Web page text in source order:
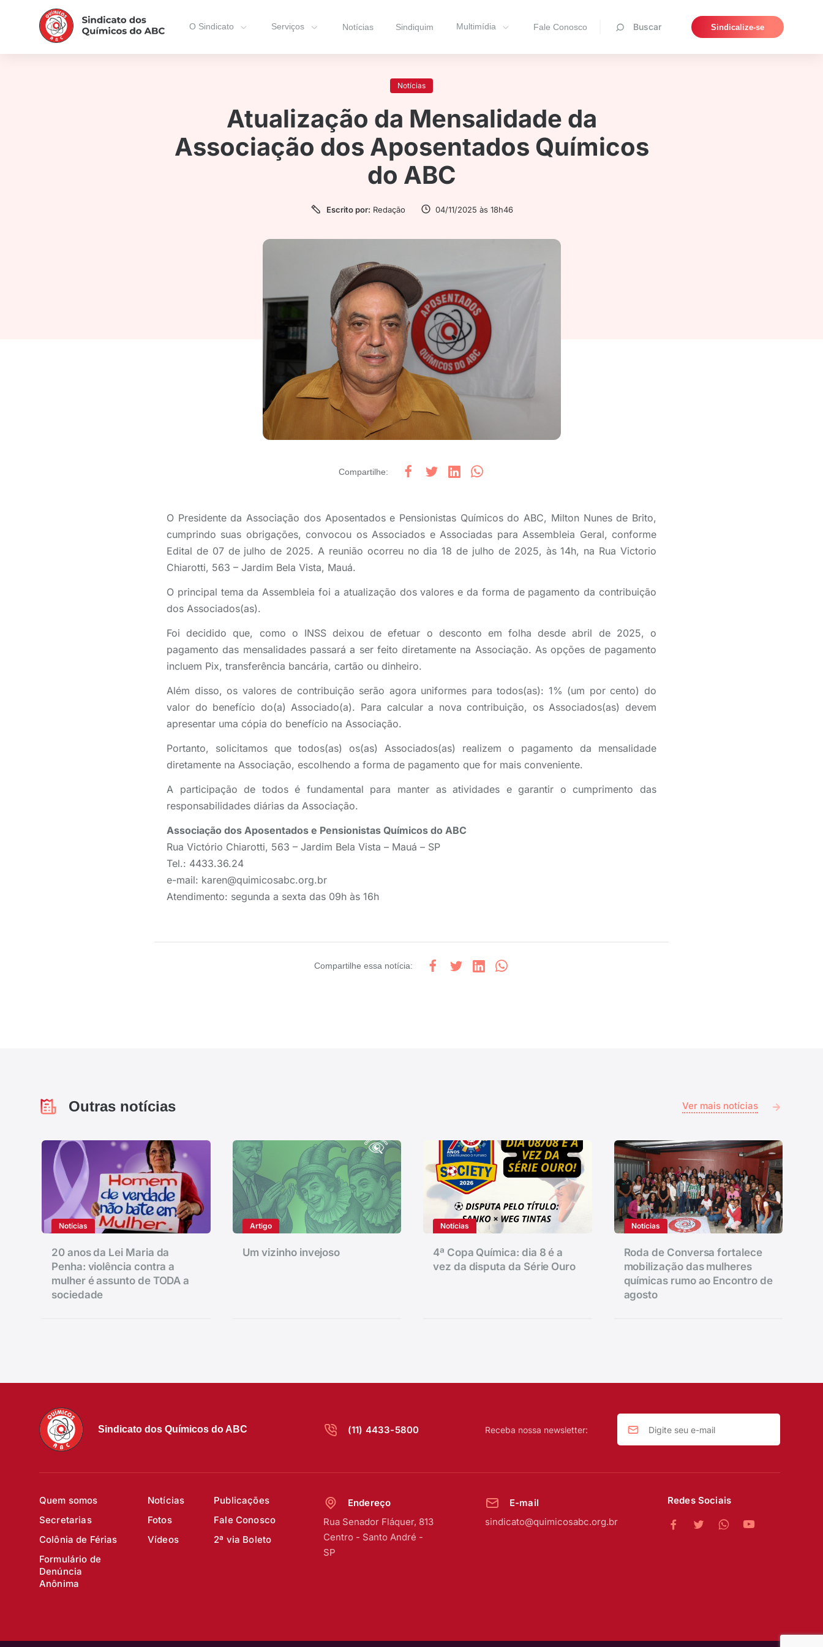
O Sindicato Serviços Notícias Sindiquim Multimídia Fale Conosco Buscar Sindicalize-se
Pesquisar
Notícias
Atualização da Mensalidade da
Associação dos Aposentados Químicos
do ABC
Escrito por: Redação 04/11/2025 às 18h46
Compartilhe:
O Presidente da Associação dos Aposentados e Pensionistas Químicos do ABC, Milton Nunes de Brito,
cumprindo suas obrigações, convocou os Associados e Associadas para Assembleia Geral, conforme
Edital de 07 de julho de 2025. A reunião ocorreu no dia 18 de julho de 2025, às 14h, na Rua Victorio
Chiarotti, 563 – Jardim Bela Vista, Mauá.
O principal tema da Assembleia foi a atualização dos valores e da forma de pagamento da contribuição
dos Associados(as).
Foi decidido que, como o INSS deixou de efetuar o desconto em folha desde abril de 2025, o
pagamento das mensalidades passará a ser feito diretamente na Associação. As opções de pagamento
incluem Pix, transferência bancária, cartão ou dinheiro.
Além disso, os valores de contribuição serão agora uniformes para todos(as): 1% (um por cento) do
valor do benefício do(a) Associado(a). Para calcular a nova contribuição, os Associados(as) devem
apresentar uma cópia do benefício na Associação.
Portanto, solicitamos que todos(as) os(as) Associados(as) realizem o pagamento da mensalidade
diretamente na Associação, escolhendo a forma de pagamento que for mais conveniente.
A participação de todos é fundamental para manter as atividades e garantir o cumprimento das
responsabilidades diárias da Associação.
Associação dos Aposentados e Pensionistas Químicos do ABC
Rua Victório Chiarotti, 563 – Jardim Bela Vista – Mauá – SP
Tel.: 4433.36.24
e-mail: karen@quimicosabc.org.br
Atendimento: segunda a sexta das 09h às 16h
Compartilhe essa notícia:
Outras notícias Ver mais notícias
Notícias
20 anos da Lei Maria da
Penha: violência contra a
mulher é assunto de TODA a
sociedade
Artigo
Um vizinho invejoso
Notícias
4ª Copa Química: dia 8 é a
vez da disputa da Série Ouro
Notícias
Roda de Conversa fortalece
mobilização das mulheres
químicas rumo ao Encontro de
agosto
Sindicato dos Químicos do ABC (11) 4433-5800 Receba nossa newsletter:
Quem somos Notícias
Publicações
Secretarias
Fotos
Fale Conosco
Colônia de Férias
Vídeos
2ª via Boleto
Formulário de
Denúncia
Anônima
Endereço
Rua Senador Fláquer, 813
Centro - Santo André -
SP
E-mail
sindicato@quimicosabc.org.br
Redes Sociais